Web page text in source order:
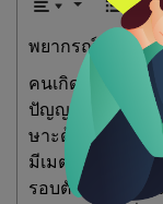
พยากรณ์ประจำ
คนเกิดวันนี้มักจ
ปัญญาดี จินตนาก
ษาะด้านใดด้านห
มีเมตตาสูงแต่บ
รอบตัวได้ง่าย ใ